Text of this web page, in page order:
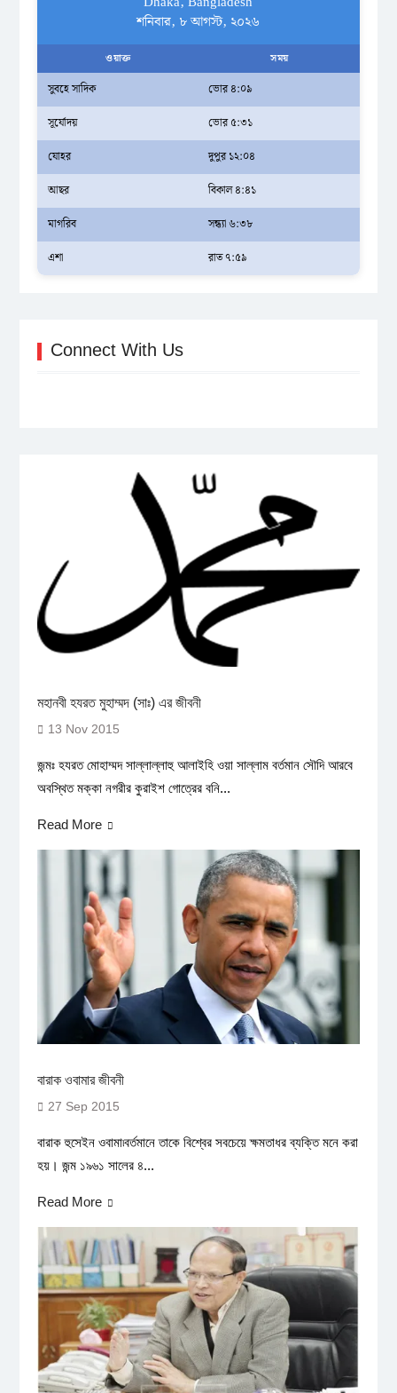
শনিবার, ৮ আগস্ট, ২০২৬
ওয়াক্ত সময়
সুবহে সাদিক
ভোর ৪:০৯
সূর্যোদয়
ভোর ৫:৩১
যোহর
দুপুর ১২:০৪
আছর
বিকাল ৪:৪১
মাগরিব
সন্ধ্যা ৬:৩৮
এশা
রাত ৭:৫৯
Connect With Us
মহানবী হযরত মুহাম্মদ (সাঃ) এর জীবনী
13 Nov 2015
জন্মঃ হযরত মোহাম্মদ সাল্লাল্লাহু আলাইহি ওয়া সাল্লাম বর্তমান সৌদি আরবে
অবস্থিত মক্কা নগরীর কুরাইশ গোত্রের বনি...
Read More
বারাক ওবামার জীবনী
27 Sep 2015
বারাক হুসেইন ওবামা৷বর্তমানে তাকে বিশ্বের সবচেয়ে ক্ষমতাধর ব্যক্তি মনে করা
হয়। জন্ম ১৯৬১ সালের ৪...
Read More